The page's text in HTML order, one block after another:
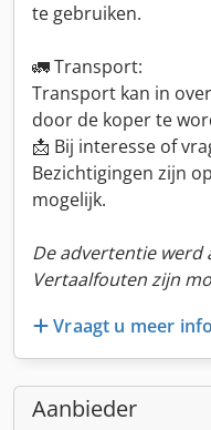
te gebruiken.
🚛 Transport:
Transport kan in
door de koper te
📩 Bij interesse of
Bezichtigingen zijn
mogelijk.
De advertentie
Vertaalfouten zijn
Vraagt u meer
Aanbieder